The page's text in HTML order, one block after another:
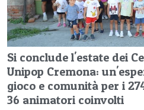
Si conclude l'estate dei
Unipop Cremona:
gioco e comunità per i
36 animatori coinvolti